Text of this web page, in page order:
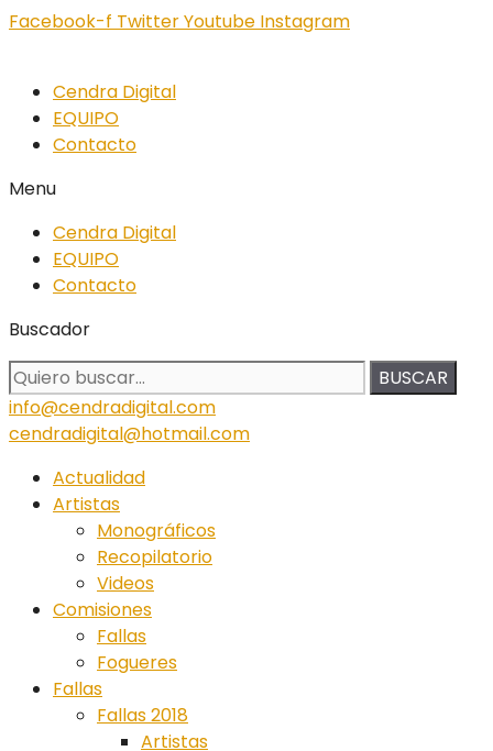
Facebook-f TwitterYoutube Instagram
Cendra Digital
EQUIPO
Contacto
Menu
Cendra Digital
EQUIPO
Contacto
Buscador
BUSCAR
info@cendradigital.com
cendradigital@hotmail.com
Actualidad
Artistas
Monográficos
Recopilatorio
Videos
Comisiones
Fallas
Fogueres
Fallas
Fallas 2018
Artistas